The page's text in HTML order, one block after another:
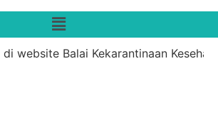
website Balai Kekarantinaan